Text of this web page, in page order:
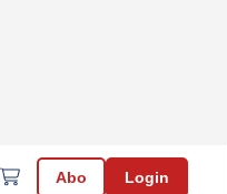
Abo Login